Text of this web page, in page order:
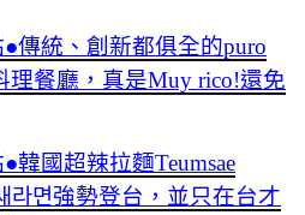
傳統、創新都俱全的puro
理餐廳，真是Muy rico!還免
韓國超辣拉麵Teumsae
라면強勢登台，並只在台才